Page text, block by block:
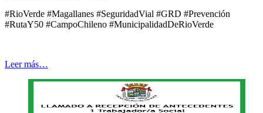
#RioVerde #Magallanes #SeguridadVial #GRD #Prevención
#RutaY50 #CampoChileno #MunicipalidadDeRioVerde
Leer más…